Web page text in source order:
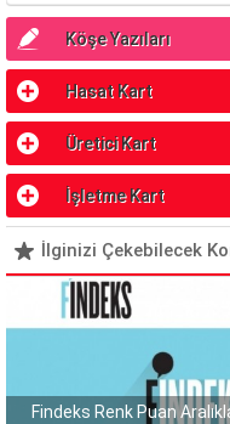
Köşe Yazıları
Hasat Kart
Üretici Kart
İşletme Kart
İlginizi Çekebilecek
Findeks Renk Puan Aralıkları